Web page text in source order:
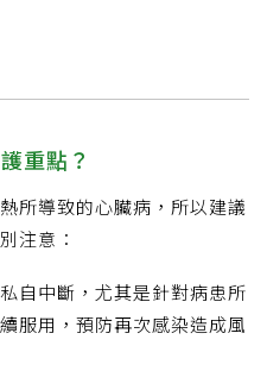
重點？
所導致的心臟病，所以建議
注意：
自中斷，尤其是針對病患所
服用，預防再次感染造成風